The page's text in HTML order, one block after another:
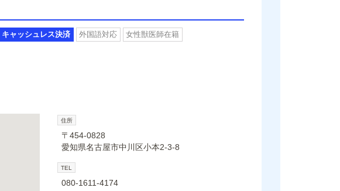
キャッシュレス決済 外国語対応
女性獣医師在籍
住所
〒454-0828
愛知県名古屋市中川区小本2-3-8
TEL
080-1611-4174